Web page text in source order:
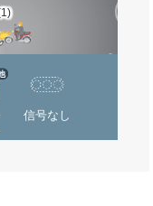
信号なし